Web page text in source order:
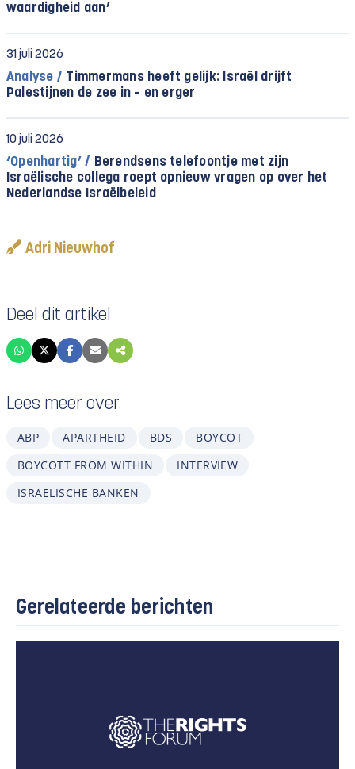
waardigheid aan’
31 juli 2026
Analyse / Timmermans heeft gelijk: Israël drijft
Palestijnen de zee in – en erger
10 juli 2026
‘Openhartig’ / Berendsens telefoontje met zijn
Israëlische collega roept opnieuw vragen op over het
Nederlandse Israëlbeleid
Adri Nieuwhof
Deel dit artikel
Lees meer over
ABP APARTHEID BDS
BOYCOT
BOYCOTT FROM WITHIN
INTERVIEW
ISRAËLISCHE BANKEN
Gerelateerde berichten